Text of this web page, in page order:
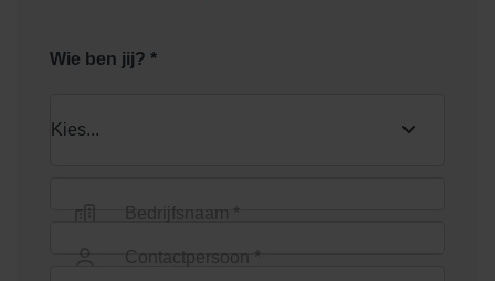
Wie ben jij? *
Bedrijfsnaam *
Contactpersoon *